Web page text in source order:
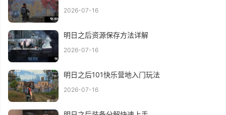
2026-07-16
明日之后资源保存方法详解
2026-07-16
明日之后101快乐营地入门玩法
2026-07-16